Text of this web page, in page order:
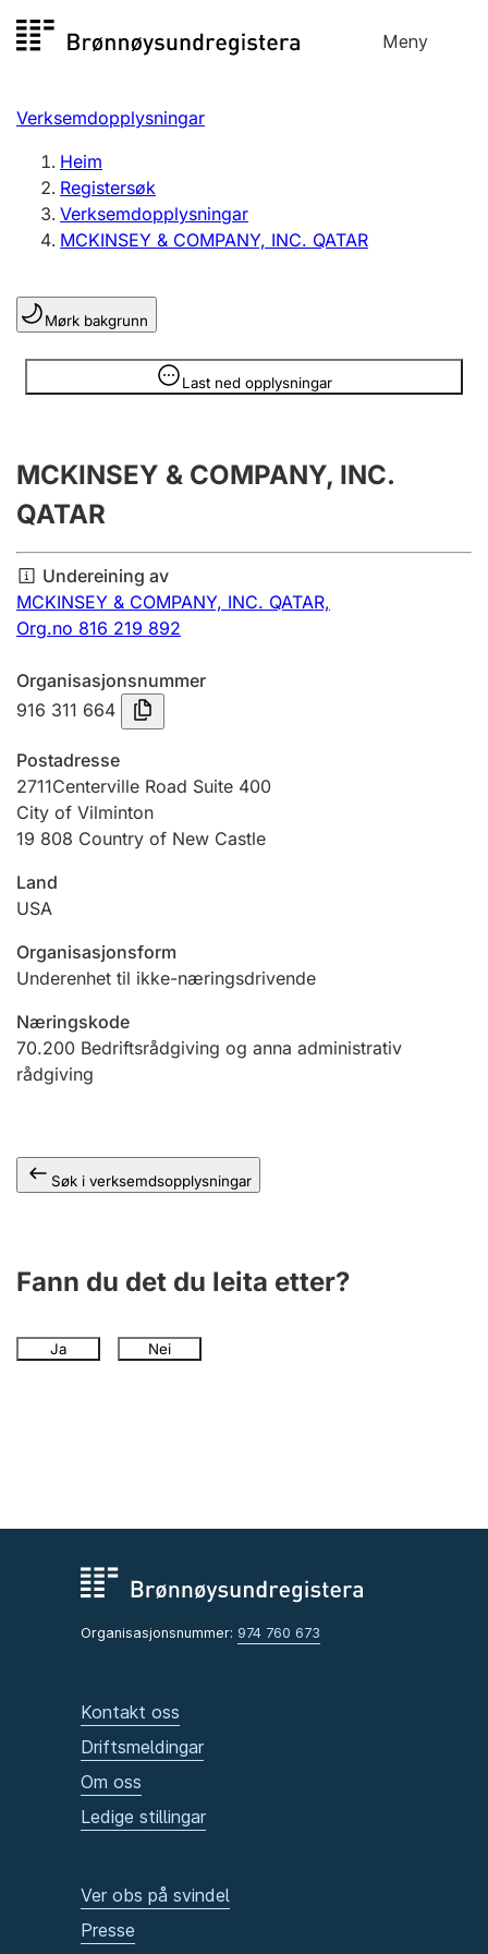
til
Meny
Registersøk
Aksjeselskap
Enkeltpersonføretak
Registrere, endre, slette
Lag og foreining
Registrere, endre, slette
Årsrekneskap
Innsending og forseinkingsgebyr
Tinglysing
Jeger
Ektepaktrettleiaren
Andre tema
Verksemdopplysningar
Heim
Registersøk
Verksemdopplysningar
MCKINSEY & COMPANY, INC. QATAR
Mørk bakgrunn
Last ned opplysningar
Opplysninger er skjult
MCKINSEY & COMPANY, INC.
QATAR
Undereining av
MCKINSEY & COMPANY, INC. QATAR,
Org.no 816 219 892
Organisasjonsnummer
916 311 664
Postadresse
2711Centerville Road Suite 400
City of Vilminton
19 808 Country of New Castle
Land
USA
Organisasjonsform
Underenhet til ikke-næringsdrivende
Næringskode
70.200 Bedriftsrådgiving og anna administrativ
rådgiving
Søk i verksemdsopplysningar
Fann du det du leita etter?
Ja Nei
Organisasjonsnummer: 974 760 673
Kontakt oss
Driftsmeldingar
Om oss
Ledige stillingar
Ver obs på svindel
Presse